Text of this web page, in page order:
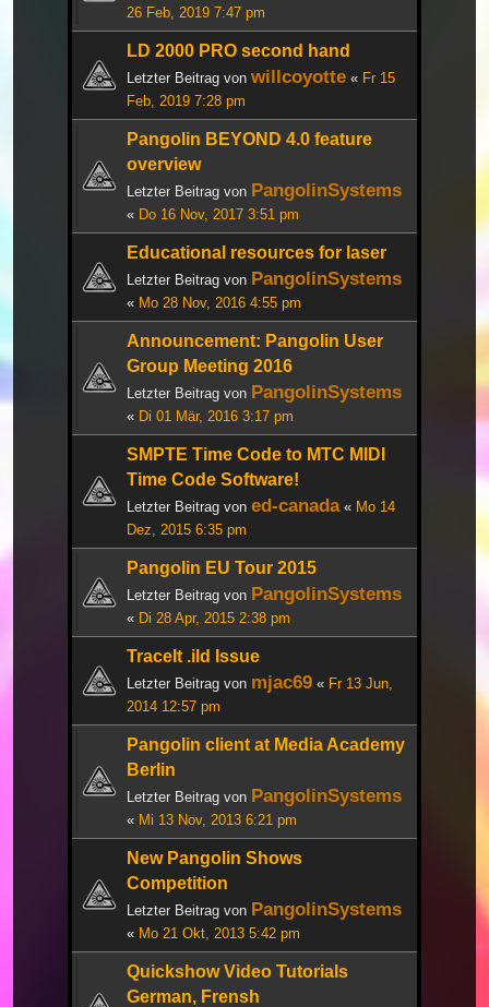
26 Feb, 2019 7:47 pm
LD 2000 PRO second hand
Letzter Beitrag von willcoyotte « Fr 15
Feb, 2019 7:28 pm
Pangolin BEYOND 4.0 feature
overview
Letzter Beitrag von PangolinSystems
« Do 16 Nov, 2017 3:51 pm
Educational resources for laser
Letzter Beitrag von PangolinSystems
« Mo 28 Nov, 2016 4:55 pm
Announcement: Pangolin User
Group Meeting 2016
Letzter Beitrag von PangolinSystems
« Di 01 Mär, 2016 3:17 pm
SMPTE Time Code to MTC MIDI
Time Code Software!
Letzter Beitrag von ed-canada« Mo 14
Dez, 2015 6:35 pm
Pangolin EU Tour 2015
Letzter Beitrag von PangolinSystems
« Di 28 Apr, 2015 2:38 pm
TraceIt .ild Issue
Letzter Beitrag von mjac69 « Fr 13 Jun,
2014 12:57 pm
Pangolin client at Media Academy
Berlin
Letzter Beitrag von PangolinSystems
« Mi 13 Nov, 2013 6:21 pm
New Pangolin Shows
Competition
Letzter Beitrag von PangolinSystems
« Mo 21 Okt, 2013 5:42 pm
Quickshow Video Tutorials
German, Frensh